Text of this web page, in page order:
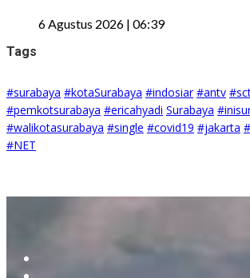
6 Agustus 2026 | 06:39
Tags
#surabaya #kotaSurabaya #indosiar #antv
#pemkotsurabaya #ericahyadi Surabaya
#walikotasurabaya #single #covid19 #jakarta
#NET